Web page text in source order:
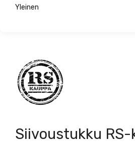
Yleinen
Siivoustukku RS-